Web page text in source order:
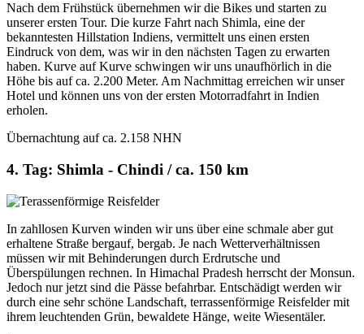
Nach dem Frühstück übernehmen wir die Bikes und starten zu
unserer ersten Tour. Die kurze Fahrt nach Shimla, eine der
bekanntesten Hillstation Indiens, vermittelt uns einen ersten
Eindruck von dem, was wir in den nächsten Tagen zu erwarten
haben. Kurve auf Kurve schwingen wir uns unaufhörlich in die
Höhe bis auf ca. 2.200 Meter. Am Nachmittag erreichen wir unser
Hotel und können uns von der ersten Motorradfahrt in Indien
erholen.
Übernachtung auf ca. 2.158 NHN
4. Tag: Shimla - Chindi / ca. 150 km
In zahllosen Kurven winden wir uns über eine schmale aber gut
erhaltene Straße bergauf, bergab. Je nach Wetterverhältnissen
müssen wir mit Behinderungen durch Erdrutsche und
Überspülungen rechnen. In Himachal Pradesh herrscht der Monsun.
Jedoch nur jetzt sind die Pässe befahrbar. Entschädigt werden wir
durch eine sehr schöne Landschaft, terrassenförmige Reisfelder mit
ihrem leuchtenden Grün, bewaldete Hänge, weite Wiesentäler.